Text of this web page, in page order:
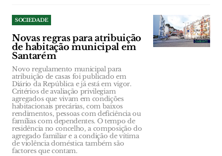
SOCIEDADE
Novas regras para atribuição
de habitação municipal em
Santarém
Novo regulamento municipal para
atribuição de casas foi publicado em
Diário da República e já está em vigor.
Critérios de avaliação privilegiam
agregados que vivam em condições
habitacionais precárias, com baixos
rendimentos, pessoas com deficiência ou
famílias com dependentes. O tempo de
residência no concelho, a composição do
agregado familiar e a condição de vítima
de violência doméstica também são
factores que contam.